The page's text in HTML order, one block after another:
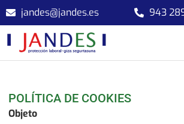
jandes@jandes.es 943
POLÍTICA DE COOKIES
Objeto